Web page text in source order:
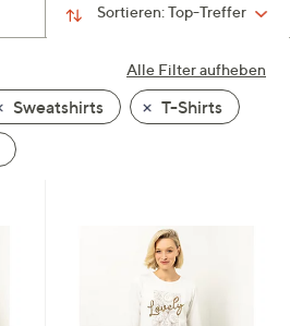
Sortieren:Top-Treffer
Alle Filter aufheben
Sweatshirts
T-Shirts